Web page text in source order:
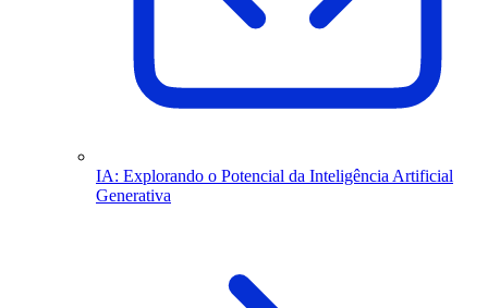
IA: Explorando o Potencial da Inteligência Artificial
Generativa